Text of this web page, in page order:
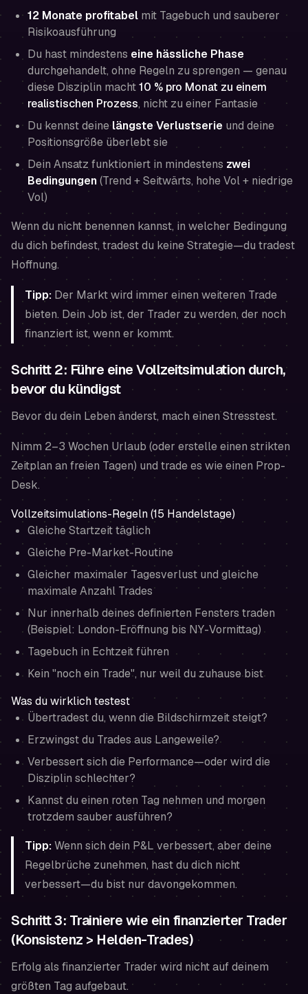
12 Monate profitabel mit Tagebuch und sauberer
Risikoausführung
Du hast mindestens eine hässliche Phase
durchgehandelt, ohne Regeln zu sprengen — genau
diese Disziplin macht10 % pro Monat zu einem
realistischen Prozess, nicht zu einer Fantasie
Du kennst deinelängste Verlustserie und deine
Positionsgröße überlebt sie
Dein Ansatz funktioniert in mindestens zwei
Bedingungen(Trend + Seitwärts, hohe Vol + niedrige
Vol)
Wenn du nicht benennen kannst, in welcher Bedingung
du dich befindest, tradest du keine Strategie—du tradest
Hoffnung.
Tipp: Der Markt wird immer einen weiteren Trade
bieten. Dein Job ist, der Trader zu werden, der noch
finanziert ist, wenn er kommt.
Schritt 2: Führe eine Vollzeitsimulation durch,
bevor du kündigst
Bevor du dein Leben änderst, mach einen Stresstest.
Nimm 2–3 Wochen Urlaub (oder erstelle einen strikten
Zeitplan an freien Tagen) und trade es wie einen Prop-
Desk.
Vollzeitsimulations-Regeln (15 Handelstage)
Gleiche Startzeit täglich
Gleiche Pre-Market-Routine
Gleicher maximaler Tagesverlust und gleiche
maximale Anzahl Trades
Nur innerhalb deines definierten Fensters traden
(Beispiel: London-Eröffnung bis NY-Vormittag)
Tagebuch in Echtzeit führen
Kein "noch ein Trade", nur weil du zuhause bist
Was du wirklich testest
Übertradest du, wenn die Bildschirmzeit steigt?
Erzwingst du Trades aus Langeweile?
Verbessert sich die Performance—oder wird die
Disziplin schlechter?
Kannst du einen roten Tag nehmen und morgen
trotzdem sauber ausführen?
Tipp:Wenn sich dein P&L verbessert, aber deine
Regelbrüche zunehmen, hast du dich nicht
verbessert—du bist nur davongekommen.
Schritt 3: Trainiere wie ein finanzierter Trader
(Konsistenz > Helden-Trades)
Erfolg als finanzierter Trader wird nicht auf deinem
größten Tag aufgebaut.